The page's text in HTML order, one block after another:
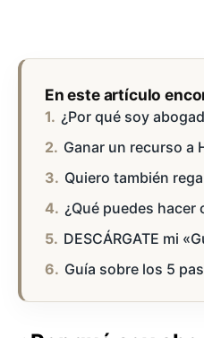
En este artículo
¿Por qué soy
Ganar un recurso a
Quiero también
¿Qué puedes hacer
DESCÁRGATE mi
Guía sobre los 5